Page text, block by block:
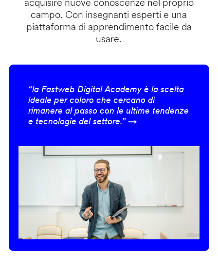
acquisire nuove conoscenze nel proprio
campo. Con insegnanti esperti e una
piattaforma di apprendimento facile da
usare.
“la Fastweb Digital Academy è la scelta
ideale per coloro che cercano di
rimanere al passo con le ultime tendenze
e tecnologie del settore.” →